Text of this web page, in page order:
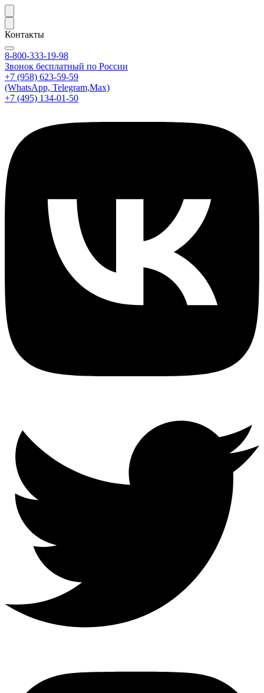
Контакты
8-800-333-19-98
Звонок бесплатный по России
+7 (958) 623-59-59
(WhatsApp, Telegram,Max)
+7 (495) 134-01-50